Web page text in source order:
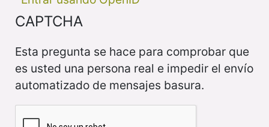
CAPTCHA
Esta pregunta se hace para comprobar que
es usted una persona real e impedir el envío
automatizado de mensajes basura.